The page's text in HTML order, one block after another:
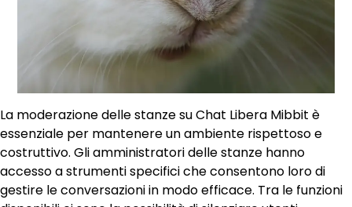
La moderazione delle stanze su Chat Libera Mibbit è
essenziale per mantenere un ambiente rispettoso e
costruttivo. Gli amministratori delle stanze hanno
accesso a strumenti specifici che consentono loro di
gestire le conversazioni in modo efficace. Tra le funzioni